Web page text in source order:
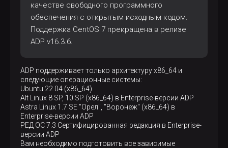
качестве свободного программного
обеспечения с открытым исходным кодом.
Поддержка CentOS 7 прекращена в релизе
ADP v16.3.6.
ADP поддерживает только архитектуру x86_64 и
следующие операционные системы:
Ubuntu 22.04 (x86_64)
Alt Linux 8 SP, 10 SP (x86_64) в Enterprise-версии ADP
Astra Linux 1.7 SE "Орел", "Воронеж" (x86_64) в
Enterprise-версии ADP
РЕД ОС 7.3 Сертифицированная редакция в Enterprise-
версии ADP
Вам необходимо подготовить все зависимые